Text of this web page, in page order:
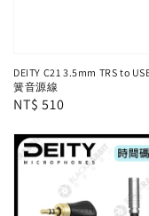
DEITY C21 3.5mm TRS to
簧音源線
Regular
NT$ 510